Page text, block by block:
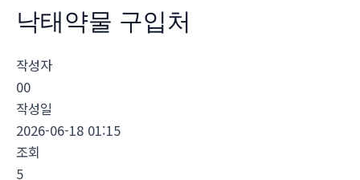
낙­태약물 구입처
작성자
00
작성일
2026-06-18 01:15
조회
5